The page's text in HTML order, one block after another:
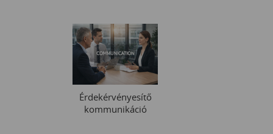
Érdekérvényesítő
kommunikáció